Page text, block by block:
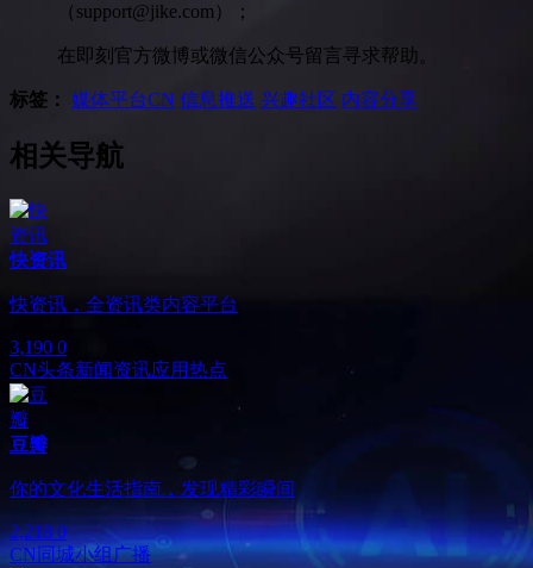
（support@jike.com）；
在即刻官方微博或微信公众号留言寻求帮助。
标签： 媒体平台CN 信息推送 兴趣社区 内容分享
相关导航
快资讯
快资讯，全资讯类内容平台
3,190 0
CN头条新闻资讯应用热点
豆瓣
你的文化生活指南，发现精彩瞬间
2,218 0
CN同城小组广播